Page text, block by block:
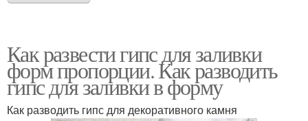
Как развести гипс для заливки
форм пропорции. Как разводить
гипс для заливки в форму
Как разводить гипс для декоративного камня